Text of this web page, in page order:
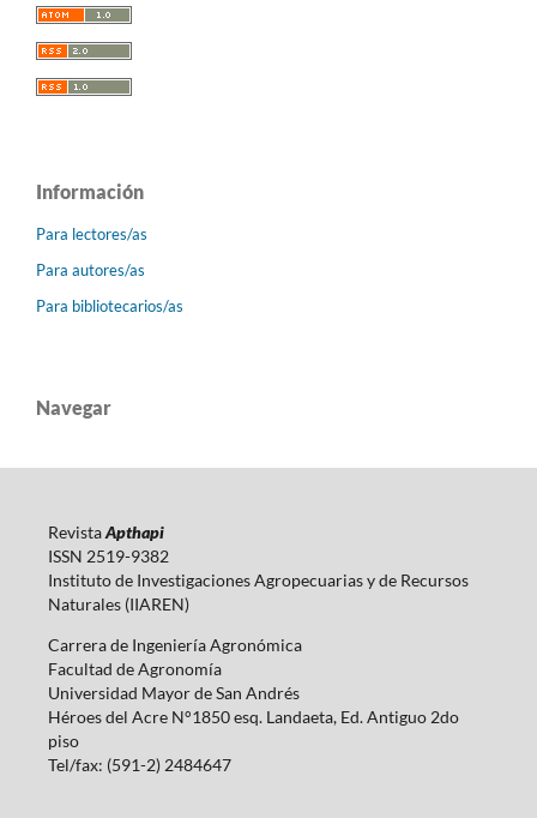
Información
Para lectores/as
Para autores/as
Para bibliotecarios/as
Navegar
RevistaApthapi
ISSN 2519-9382
Instituto de Investigaciones Agropecuarias y de Recursos
Naturales (IIAREN)
Carrera de Ingeniería Agronómica
Facultad de Agronomía
Universidad Mayor de San Andrés
Héroes del Acre N°1850 esq. Landaeta, Ed. Antiguo 2do
piso
Tel/fax: (591-2) 2484647